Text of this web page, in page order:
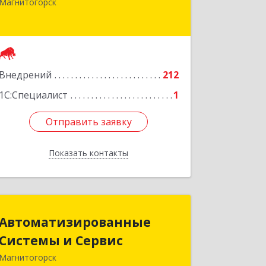
Внедрений
212
1С:Специалист
1
Отправить заявку
Показать контакты
Магнитогорск г, Галиуллина ул, дом
Отправить заявку
Назад
Системы и Сервис
Магнитогорск
Системы и Сервис